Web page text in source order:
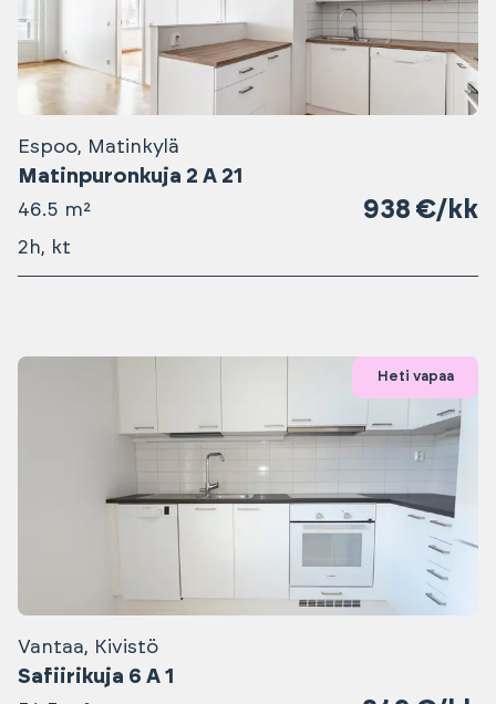
Espoo, Matinkylä
Matinpuronkuja 2 A 21
46.5 m² 938 €/kk
2h, kt
Heti vapaa
Vantaa, Kivistö
Safiirikuja 6 A 1